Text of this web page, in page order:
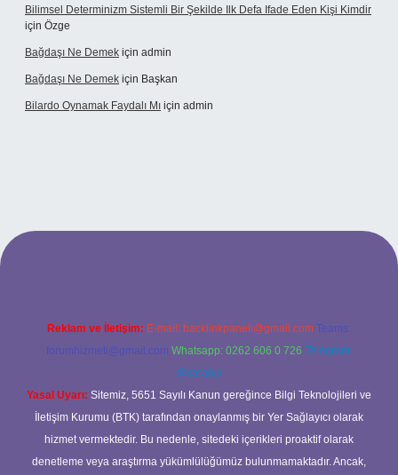
Bilimsel Determinizm Sistemli Bir Şekilde Ilk Defa Ifade Eden Kişi Kimdir
için Özge
Bağdaşı Ne Demek için admin
Bağdaşı Ne Demek için Başkan
Bilardo Oynamak Faydalı Mı için admin
bahis sitesi
Reklam ve İletişim: E-mail: backlinkpaneli@gmail.com Teams:
forumhizmeti@gmail.com Whatsapp: 0262 606 0 726 Telegram:
@karabul
Yasal Uyarı: Sitemiz, 5651 Sayılı Kanun gereğince Bilgi Teknolojileri ve
İletişim Kurumu (BTK) tarafından onaylanmış bir Yer Sağlayıcı olarak
hizmet vermektedir. Bu nedenle, sitedeki içerikleri proaktif olarak
denetleme veya araştırma yükümlülüğümüz bulunmamaktadır. Ancak,